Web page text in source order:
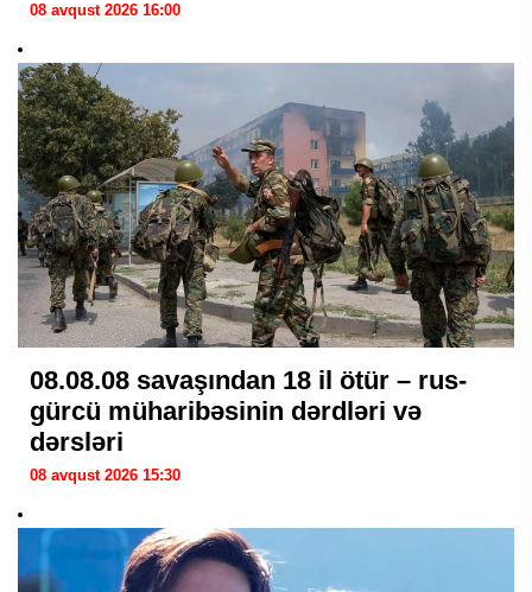
08 avqust 2026 16:00
08.08.08 savaşından 18 il ötür – rus-
gürcü müharibəsinin dərdləri və
dərsləri
08 avqust 2026 15:30